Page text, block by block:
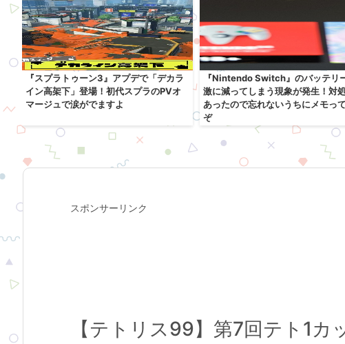
『スプラトゥーン3』アプデで「デカラ
イン高架下」登場！初代スプラのPVオ
マージュで涙がでますよ
『Nintendo Switch』のバッテリ
激に減ってしまう現象が発生！対
あったので忘れないうちにメモっ
ぞ
スポンサーリンク
【テトリス99】第7回テト1